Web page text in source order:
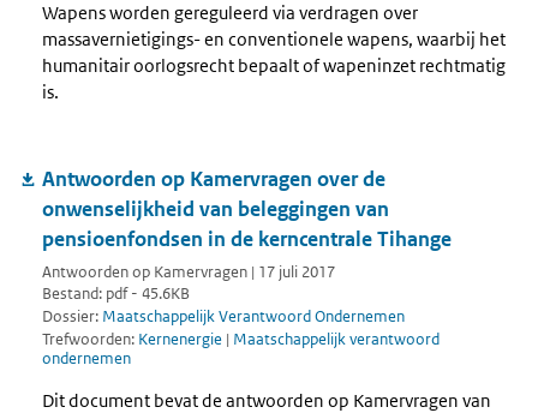
Wapens worden gereguleerd via verdragen over
massavernietigings- en conventionele wapens, waarbij het
humanitair oorlogsrecht bepaalt of wapeninzet rechtmatig
is.
Antwoorden op Kamervragen over de
onwenselijkheid van beleggingen van
pensioenfondsen in de kerncentrale Tihange
Antwoorden op Kamervragen | 17 juli 2017
Bestand: pdf - 45.6KB
Dossier: Maatschappelijk Verantwoord Ondernemen
Trefwoorden: Kernenergie | Maatschappelijk verantwoord
ondernemen
Dit document bevat de antwoorden op Kamervragen van